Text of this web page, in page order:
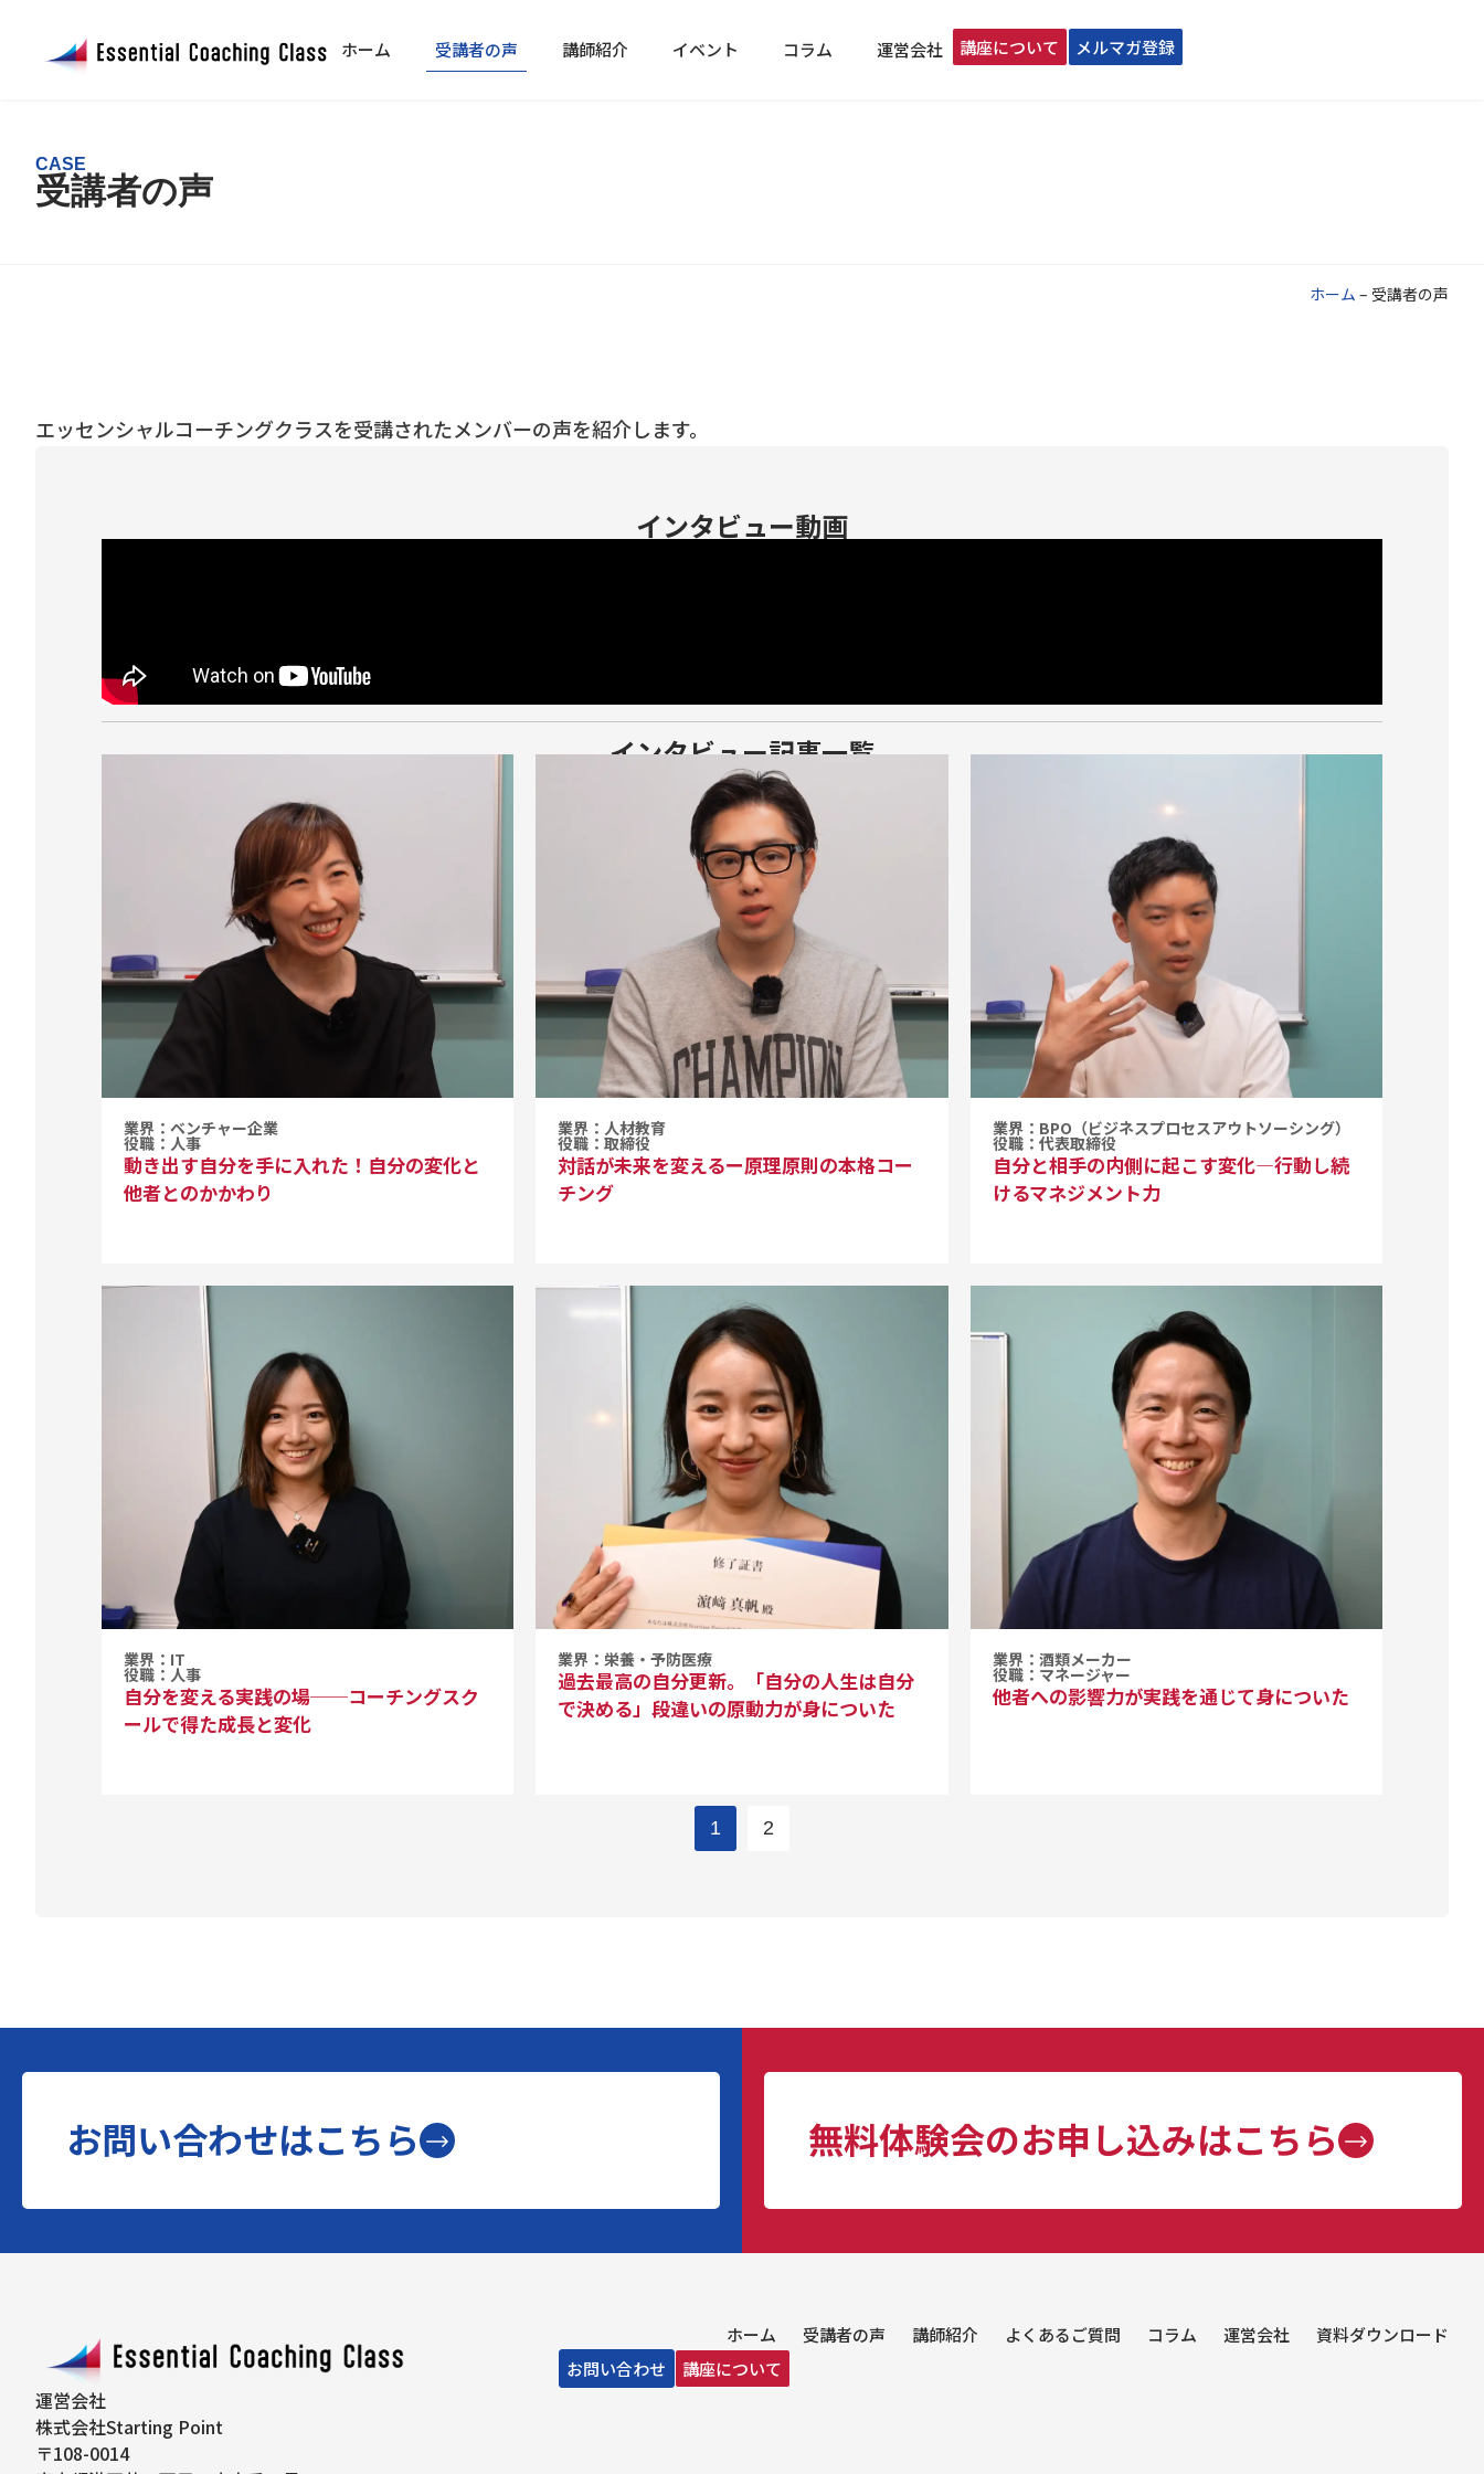
ホーム 受講者の声 講師紹介 イベント コラム 運営会社 講座について メルマガ登録
CASE
受講者の声
ホーム – 受講者の声
エッセンシャルコーチングクラスを受講されたメンバーの声を紹介します。
インタビュー動画
インタビュー記事一覧
業界：ベンチャー企業
役職：人事
動き出す自分を手に入れた！自分の変化と
他者とのかかわり
業界：人材教育
役職：取締役
対話が未来を変えるー原理原則の本格コー
チング
業界：BPO（ビジネスプロセスアウトソーシング）
役職：代表取締役
自分と相手の内側に起こす変化―行動し続
けるマネジメント力
業界：IT
役職：人事
自分を変える実践の場──コーチングスク
ールで得た成長と変化
業界：栄養・予防医療
過去最高の自分更新。「自分の人生は自分
で決める」段違いの原動力が身についた
業界：酒類メーカー
役職：マネージャー
他者への影響力が実践を通じて身についた
1 2
お問い合わせはこちら 無料体験会のお申し込みはこちら
運営会社
株式会社Starting Point
〒108-0014
ホーム 受講者の声 講師紹介 よくあるご質問 コラム 運営会社
資料ダウンロード
お問い合わせ
講座について